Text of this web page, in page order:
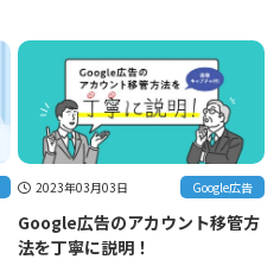
2023年03月03日 Google広告
Google広告のアカウント移管方
法を丁寧に説明！